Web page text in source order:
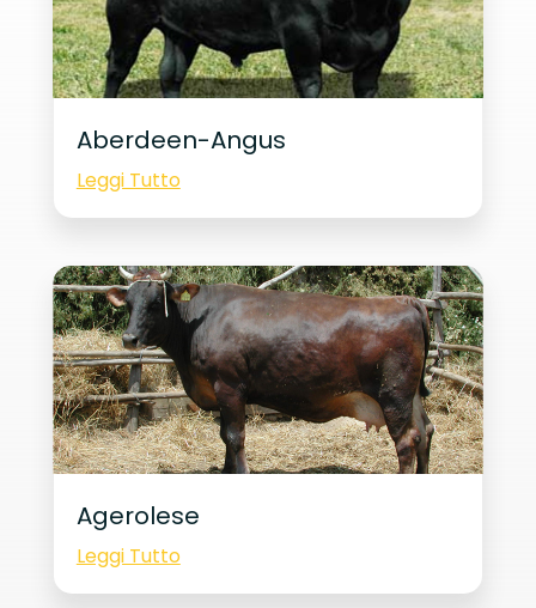
Aberdeen-Angus
Leggi Tutto
Agerolese
Leggi Tutto